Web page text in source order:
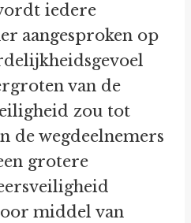
iedere
aangesproken op
van de
zou tot
de wegdeelnemers
grotere
middel van